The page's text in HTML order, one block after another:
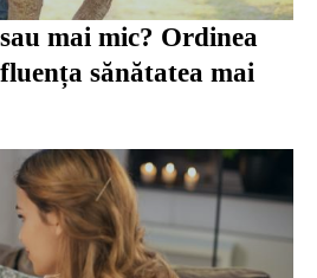
mai mic? Ordinea
sănătatea mai